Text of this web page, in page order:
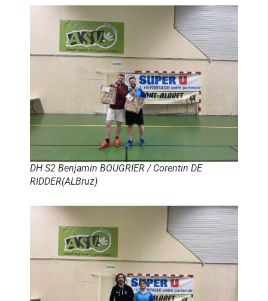
DH S2 Benjamin BOUGRIER / Corentin DE
RIDDER(ALBruz)